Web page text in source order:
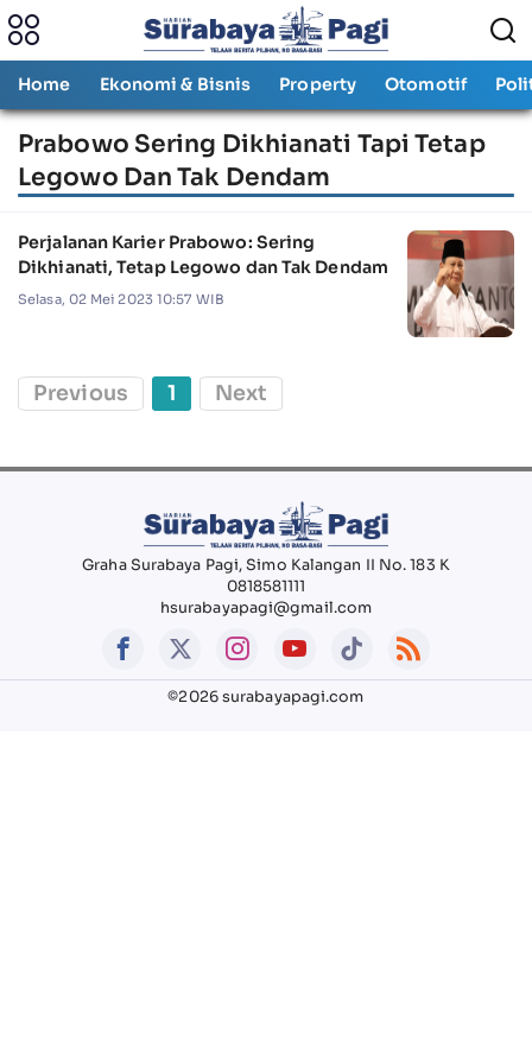
Home Ekonomi & Bisnis Property Otomotif
Prabowo Sering Dikhianati Tapi Tetap
Legowo Dan Tak Dendam
Perjalanan Karier Prabowo: Sering
Dikhianati, Tetap Legowo dan Tak Dendam
Selasa, 02 Mei 2023 10:57 WIB
Previous 1 Next
Graha Surabaya Pagi, Simo Kalangan II No. 183 K
0818581111
hsurabayapagi@gmail.com
©2026 surabayapagi.com